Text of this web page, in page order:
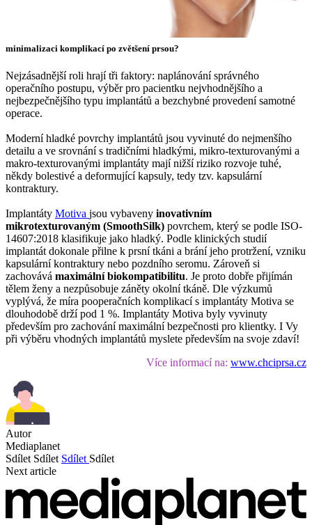
minimalizaci komplikací po zvětšení prsou?
Nejzásadnější roli hrají tři faktory: naplánování správného
operačního postupu, výběr pro pacientku nejvhodnějšího a
nejbezpečnějšího typu implantátů a bezchybné provedení samotné
operace.
Moderní hladké povrchy implantátů jsou vyvinuté do nejmenšího
detailu a ve srovnání s tradičními hladkými, mikro-texturovanými a
makro-texturovanými implantáty mají nižší riziko rozvoje tuhé,
někdy bolestivé a deformující kapsuly, tedy tzv. kapsulární
kontraktury.
Implantáty Motiva jsou vybaveny inovativním
mikrotexturovaným (SmoothSilk) povrchem, který se podle ISO-
14607:2018 klasifikuje jako hladký. Podle klinických studií
implantát dokonale přilne k prsní tkáni a brání jeho protržení, vzniku
kapsulární kontraktury nebo pozdního seromu. Zároveň si
zachovává maximální biokompatibilitu. Je proto dobře přijímán
tělem ženy a nezpůsobuje záněty okolní tkáně. Dle výzkumů
vyplývá, že míra pooperačních komplikací s implantáty Motiva se
dlouhodobě drží pod 1 %. Implantáty Motiva byly vyvinuty
především pro zachování maximální bezpečnosti pro klientky. I Vy
při výběru vhodných implantátů myslete především na svoje zdaví!
Více informací na: www.chciprsa.cz
Autor
Mediaplanet
Sdílet Sdílet Sdílet Sdílet
Next article